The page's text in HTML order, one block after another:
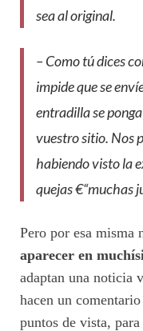
sea al original.
– Como tú dices
impide que se
entradilla se
vuestro sitio. Nos
habiendo visto la
quejas €“muchas
Pero por esa misma
aparecer en
adaptan una noticia
hacen un
puntos de vista,